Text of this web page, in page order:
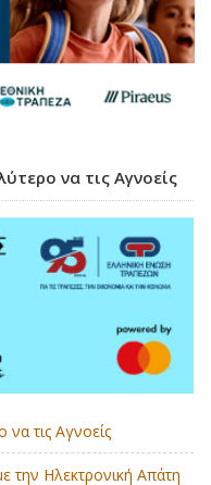
να τις Αγνοείς
να τις Αγνοείς
την Ηλεκτρονική Απάτη